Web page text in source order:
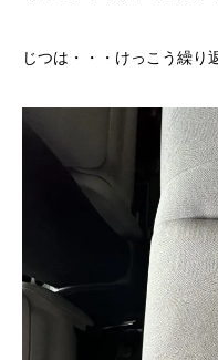
じつは・・・けっこう繰り